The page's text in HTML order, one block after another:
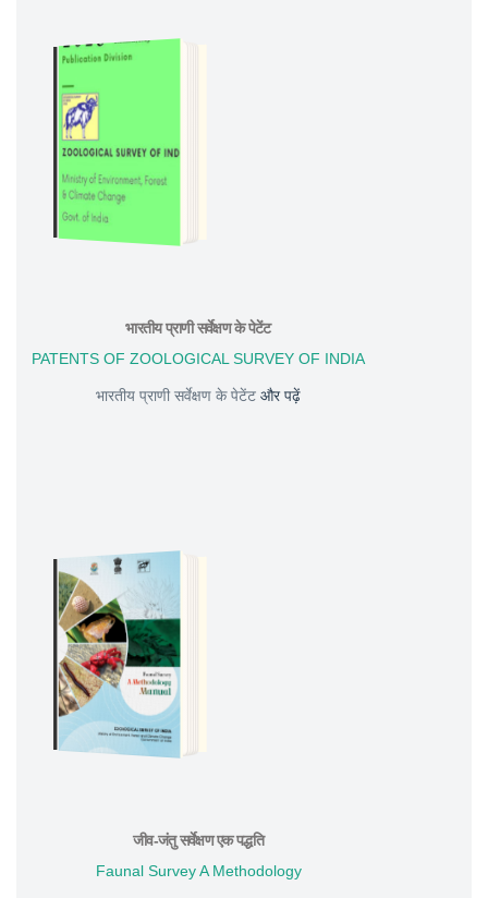
DOWNLOAD
भारतीय प्राणी सर्वेक्षण के पेटेंट
PATENTS OF ZOOLOGICAL SURVEY OF INDIA
भारतीय प्राणी सर्वेक्षण के पेटेंट और पढ़ें
DOWNLOAD
जीव-जंतु सर्वेक्षण एक पद्धति
Faunal Survey A Methodology